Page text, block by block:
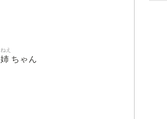
姉
ねえ
ちゃん